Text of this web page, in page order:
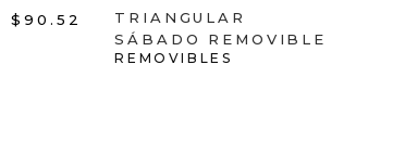
$90.52
TRIANGULAR
SÁBADO REMOVIBLE
REMOVIBLES